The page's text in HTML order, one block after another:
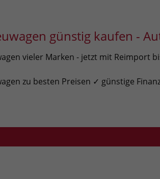
günstig kaufen -
vieler Marken - jetzt mit Reimport
zu besten Preisen ✓ günstige